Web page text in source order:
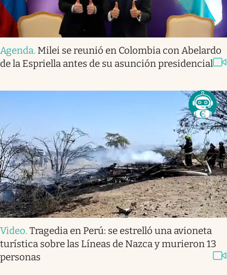
Agenda. Milei se reunió en Colombia con Abelardo
de la Espriella antes de su asunción presidencial
Video. Tragedia en Perú: se estrelló una avioneta
turística sobre las Líneas de Nazca y murieron 13
personas